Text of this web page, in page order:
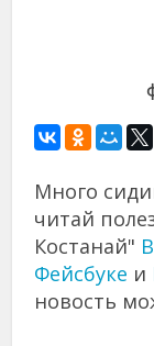
Много
читай
Костанай"
Фейсбуке и
новость